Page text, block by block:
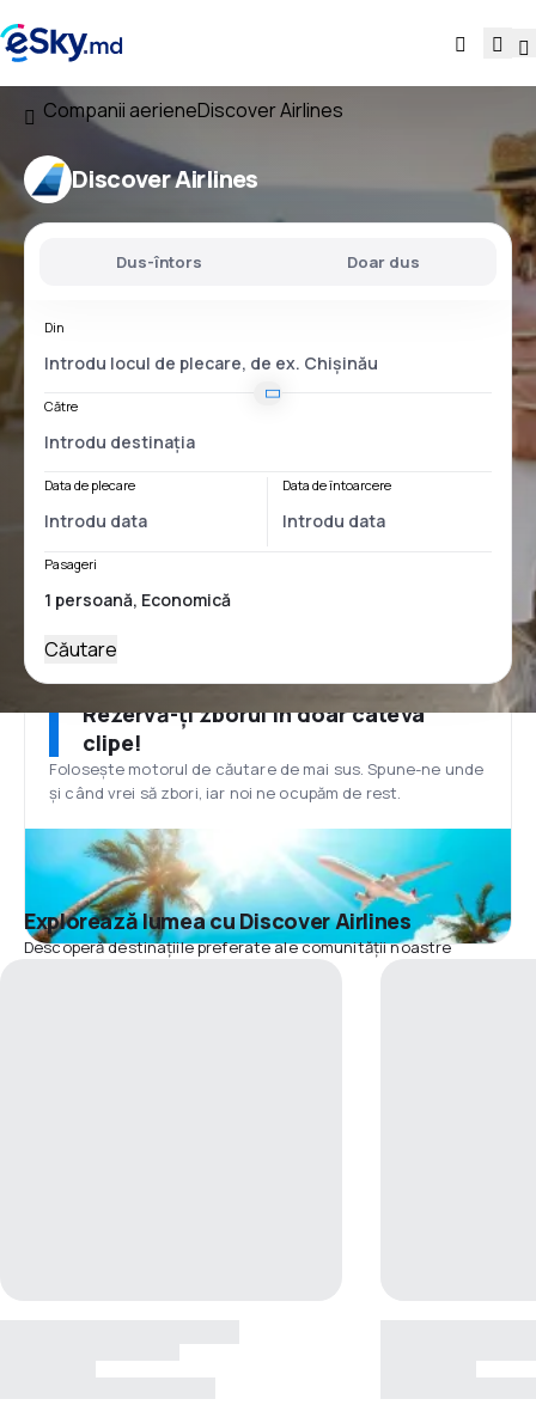
Companii aerieneDiscover Airlines
Discover Airlines
Dus-întors Doar dus
Din
Către
Data de plecare Data de întoarcere
Pasageri
Căutare
Rezervă-ți zborul în doar câteva
clipe!
Folosește motorul de căutare de mai sus. Spune-ne unde
și când vrei să zbori, iar noi ne ocupăm de rest.
Explorează lumea cu Discover Airlines
Descoperă destinațiile preferate ale comunității noastre